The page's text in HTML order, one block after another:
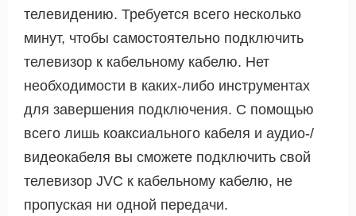
телевидению. Требуется всего несколько
минут, чтобы самостоятельно подключить
телевизор к кабельному кабелю. Нет
необходимости в каких-либо инструментах
для завершения подключения. С помощью
всего лишь коаксиального кабеля и аудио-/
видеокабеля вы сможете подключить свой
телевизор JVC к кабельному кабелю, не
пропуская ни одной передачи.